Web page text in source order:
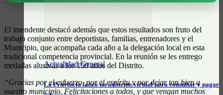
Actualidad General
La Provincia lanzó un asistente virtual para consultar y pagar
El intendente destacó además que estos resultados son fruto del
trabajo conjunto entre deportistas, familias, entrenadores y el
Municipio, que acompaña cada año a la delegación local en esta
tradicional competencia provincial. En la reunión se les entrego
medallas alusivas a los 150 años del Distrito.
“Gracias por el esfuerzo, por el espíritu y por dejar tan bien a
nuestro municipio. Felicitaciones a todos, y que vengan muchos